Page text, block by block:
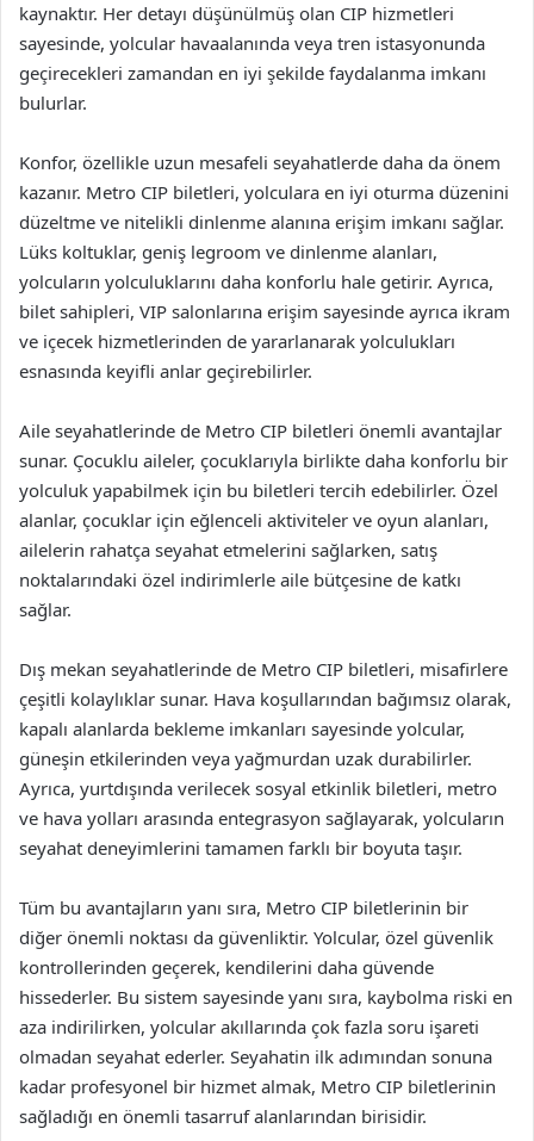
kaynaktır. Her detayı düşünülmüş olan CIP hizmetleri
sayesinde, yolcular havaalanında veya tren istasyonunda
geçirecekleri zamandan en iyi şekilde faydalanma imkanı
bulurlar.
Konfor, özellikle uzun mesafeli seyahatlerde daha da önem
kazanır. Metro CIP biletleri, yolculara en iyi oturma düzenini
düzeltme ve nitelikli dinlenme alanına erişim imkanı sağlar.
Lüks koltuklar, geniş legroom ve dinlenme alanları,
yolcuların yolculuklarını daha konforlu hale getirir. Ayrıca,
bilet sahipleri, VIP salonlarına erişim sayesinde ayrıca ikram
ve içecek hizmetlerinden de yararlanarak yolculukları
esnasında keyifli anlar geçirebilirler.
Aile seyahatlerinde de Metro CIP biletleri önemli avantajlar
sunar. Çocuklu aileler, çocuklarıyla birlikte daha konforlu bir
yolculuk yapabilmek için bu biletleri tercih edebilirler. Özel
alanlar, çocuklar için eğlenceli aktiviteler ve oyun alanları,
ailelerin rahatça seyahat etmelerini sağlarken, satış
noktalarındaki özel indirimlerle aile bütçesine de katkı
sağlar.
Dış mekan seyahatlerinde de Metro CIP biletleri, misafirlere
çeşitli kolaylıklar sunar. Hava koşullarından bağımsız olarak,
kapalı alanlarda bekleme imkanları sayesinde yolcular,
güneşin etkilerinden veya yağmurdan uzak durabilirler.
Ayrıca, yurtdışında verilecek sosyal etkinlik biletleri, metro
ve hava yolları arasında entegrasyon sağlayarak, yolcuların
seyahat deneyimlerini tamamen farklı bir boyuta taşır.
Tüm bu avantajların yanı sıra, Metro CIP biletlerinin bir
diğer önemli noktası da güvenliktir. Yolcular, özel güvenlik
kontrollerinden geçerek, kendilerini daha güvende
hissederler. Bu sistem sayesinde yanı sıra, kaybolma riski en
aza indirilirken, yolcular akıllarında çok fazla soru işareti
olmadan seyahat ederler. Seyahatin ilk adımından sonuna
kadar profesyonel bir hizmet almak, Metro CIP biletlerinin
sağladığı en önemli tasarruf alanlarından birisidir.